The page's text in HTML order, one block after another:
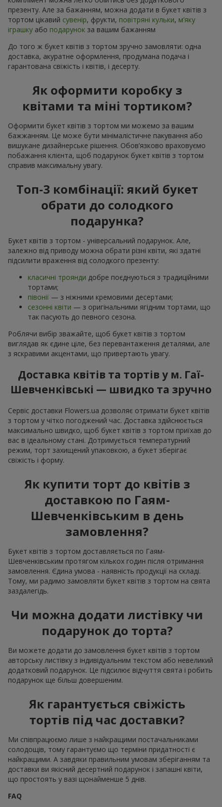
презенту. Але за бажанням, можна додати в букет квітів з
тортом цікавий сувенір, фрукти, повітряні кульки, м’яку
іграшку або подарунок за вашим бажанням
До того ж букет квітів з тортом зручно замовляти: одна
доставка, акуратне оформлення, продумана подача і
гарантована свіжість і квітів, і десерту.
Як оформити коробку з
квітами та міні тортиком?
Оформити букет квітів з тортом ми можемо за вашим
бажжанням. Це може бути мінімалістичне пакування або
вишукане дизайнерське рішення. Обов’язково враховуємо
побажання клієнта, щоб подарунок букет квітів з тортом
справив максимальну увагу.
Топ-3 комбінації: який букет
обрати до солодкого
подарунка?
Букет квітів з тортом - універсальний подарунок. Але,
залежно від приводу можна обрати різні квіти, які здатні
підсилити враження від солодкого презенту:
класичні троянди добре поєднуються з традиційними
тортами;
півонії — з ніжними кремовими десертами;
сезонні квіти — з оригінальними ягідним тортами, що
так пасують до певного сезона.
Роблячи вибір зважайте, щоб букет квітів з тортом
виглядав як єдине ціле, без перевантаження деталями, але
з яскравими акцентами, що привертають увагу.
Доставка квітів та тортів у м. Гаї-
Шевченківські — швидко та зручно
Сервіс доставки Flowers.ua дозволяє отримати букет квітів
з тортом у чітко погоджений час. Доставка здійснюється
максимально швидко, щоб букет квітів з тортом приїхав до
вас в ідеальному стані. Дотримується температурний
режим, торт захищений упаковкою, а букет зберігає
свіжість і форму.
Як купити торт до квітів з
доставкою по Гаям-
Шевченківським в день
замовлення?
Букет квітів з тортом доставляється по Гаям-
Шевченківським протягом кількох годин після отримання
замовлення. Єдина умова - наявність продукції на складі.
Тому, ми радимо замовляти букет квітів з тортом на свята
заздалегідь.
Чи можна додати листівку чи
подарунок до торта?
Ви можете додати до замовлення букет квітів з тортом
авторську листівку з індивідуальним текстом або невеликий
додатковий подарунок. Це підсилює відчуття свята і робить
подарунок ще більш довершеним.
Як гарантується свіжість
тортів під час доставки?
Ми співпрацюємо лише з найкращими постачальниками
солодощів, тому гарантуємо що терміни придатності є
найкращими. А завдяки правильним умовам зберіганням та
доставки ви якісний десертний подарунок і запашні квіти,
що простоять у вазі щонайменше 5 днів.
FAQ